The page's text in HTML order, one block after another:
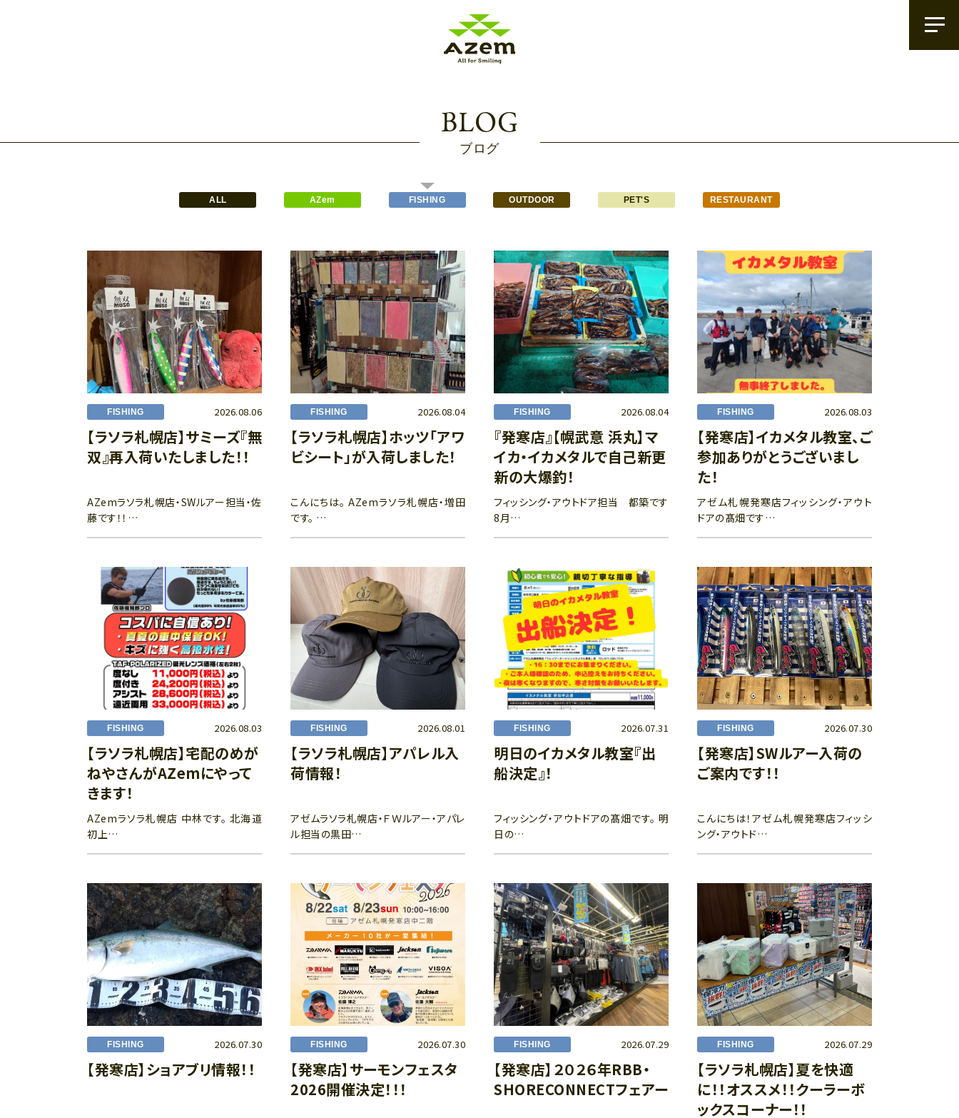
BLOG
ブログ
ALL AZem FISHING OUTDOOR PET'S RESTAURANT
FISHING 2026.08.06
【ラソラ札幌店】サミーズ『無
双』再入荷いたしました！！
AZemラソラ札幌店・SWルアー担当・佐
藤です！！…
FISHING 2026.08.04
【ラソラ札幌店】ホッツ「アワ
ビシート」が入荷しました！
こんにちは。 AZemラソラ札幌店・増田
です。 …
FISHING 2026.08.04
『発寒店』【幌武意 浜丸】マ
イカ・イカメタルで自己新更
新の大爆釣！
フィッシング・アウトドア担当 都築です
8月…
FISHING 2026.08.03
【発寒店】イカメタル教室、ご
参加ありがとうございまし
た！
アゼム札幌発寒店フィッシング・アウト
ドアの髙畑です…
FISHING 2026.08.03
【ラソラ札幌店】宅配のめが
ねやさんがAZemにやって
きます！
AZemラソラ札幌店 中林です。 北海道
初上…
FISHING 2026.08.01
【ラソラ札幌店】アパレル入
荷情報！
アゼムラソラ札幌店・ＦＷルアー・アパレ
ル担当の黒田…
FISHING 2026.07.31
明日のイカメタル教室『出
船決定』！
フィッシング・アウトドアの髙畑です。 明
日の…
FISHING 2026.07.30
【発寒店】SWルアー入荷の
ご案内です！！
こんにちは！アゼム札幌発寒店フィッシ
ング・アウトド…
FISHING 2026.07.30
【発寒店】ショアブリ情報！！
FISHING 2026.07.30
【発寒店】サーモンフェスタ
2026開催決定！！！
FISHING 2026.07.29
【発寒店】２０２６年RBB・
SHORECONNECTフェアー
FISHING 2026.07.29
【ラソラ札幌店】夏を快適
に！！オススメ！！クーラーボ
ックスコーナー！！